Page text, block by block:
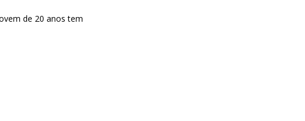
de 20 anos tem